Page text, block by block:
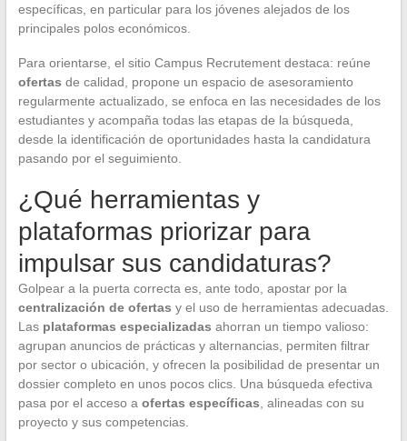
específicas, en particular para los jóvenes alejados de los
principales polos económicos.
Para orientarse, el sitio Campus Recrutement destaca: reúne
ofertas de calidad, propone un espacio de asesoramiento
regularmente actualizado, se enfoca en las necesidades de los
estudiantes y acompaña todas las etapas de la búsqueda,
desde la identificación de oportunidades hasta la candidatura
pasando por el seguimiento.
¿Qué herramientas y
plataformas priorizar para
impulsar sus candidaturas?
Golpear a la puerta correcta es, ante todo, apostar por la
centralización de ofertas y el uso de herramientas adecuadas.
Las plataformas especializadas ahorran un tiempo valioso:
agrupan anuncios de prácticas y alternancias, permiten filtrar
por sector o ubicación, y ofrecen la posibilidad de presentar un
dossier completo en unos pocos clics. Una búsqueda efectiva
pasa por el acceso a ofertas específicas , alineadas con su
proyecto y sus competencias.